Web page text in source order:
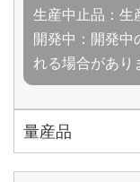
生産中止品：生
開発中：開発中
れる場合があり
量産品